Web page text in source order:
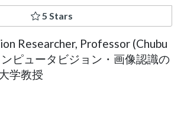
5 Stars
Researcher, Professor (Chubu
ピュータビジョン・画像認識の
学教授